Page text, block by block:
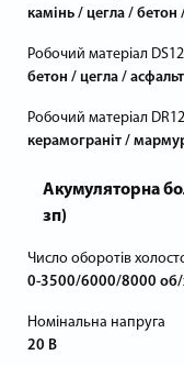
камінь / цегла /
Робочий матеріал
бетон / цегла /
Робочий матеріал
керамограніт /
Акумуляторна
зп)
Число оборотів
0-3500/6000/8000 об/
Номінальна напруга
20 В